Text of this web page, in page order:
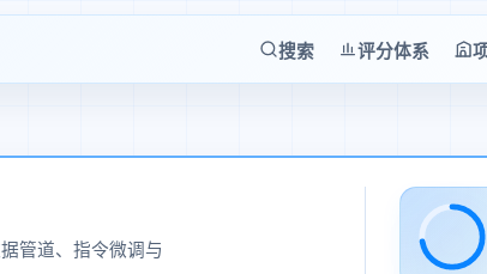
搜索 评分体系
管道、指令微调与